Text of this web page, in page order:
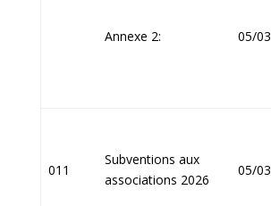
Annexe 2: 05/03
011
Subventions aux
associations 2026
05/03